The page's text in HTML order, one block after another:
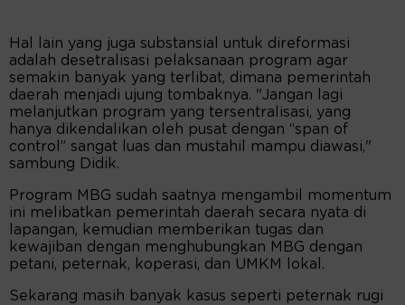
Hal lain yang juga substansial untuk direformasi
adalah desetralisasi pelaksanaan program agar
semakin banyak yang terlibat, dimana pemerintah
daerah menjadi ujung tombaknya. "Jangan lagi
melanjutkan program yang tersentralisasi, yang
hanya dikendalikan oleh pusat dengan “span of
control” sangat luas dan mustahil mampu diawasi,"
sambung Didik.
Program MBG sudah saatnya mengambil momentum
ini melibatkan pemerintah daerah secara nyata di
lapangan, kemudian memberikan tugas dan
kewajiban dengan menghubungkan MBG dengan
petani, peternak, koperasi, dan UMKM lokal.
Sekarang masih banyak kasus seperti peternak rugi